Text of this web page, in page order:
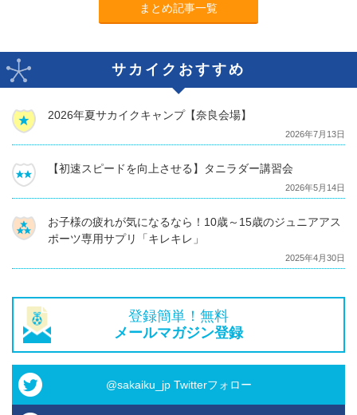
まとめ記事一覧
サカイクおすすめ
2026年夏サカイクキャンプ【奈良会場】
2026年7月13日
【初速スピードを向上させる】タニラダー講習会
2026年5月14日
お子様の疲れが気になるなら！10歳～15歳のジュニアアス
ポーツ専用サプリ「キレキレ」
2025年4月30日
登録簡単！無料
メールマガジン登録
@sakaiku_jp Twitterフォロー